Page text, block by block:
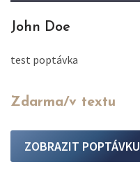
John Doe
test poptávka
Zdarma/v textu
ZOBRAZIT POPTÁVKU